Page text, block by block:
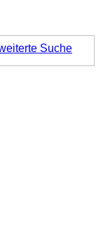
Suche